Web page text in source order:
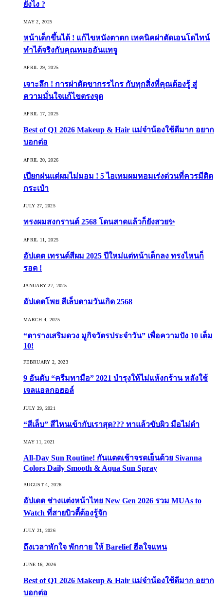
ยังไง ?
MAY 2, 2025
หน้าเด็กขึ้นได้ ! แก้ไขหนังตาตก เทคนิคผ่าตัดเอนโดไทน์
ทำได้จริงกับคุณหมออันแทจู
APRIL 29, 2025
เจาะลึก ! การผ่าตัดขากรรไกร กับทุกสิ่งที่คุณต้องรู้ สู่
ความมั่นใจแก้ไขตรงจุด
APRIL 17, 2025
Best of Q1 2026 Makeup & Hair แม่จ๋าน้องใช้ดีมาก อยาก
บอกต่อ
APRIL 20, 2026
เปียกฝนแต่ผมไม่มอม ! 5 ไอเทมผมหอมเร่งด่วนที่ควรมีติด
กระเป๋า
JULY 27, 2025
ทรงผมสงกรานต์ 2568 โดนสาดแล้วก็ยังสวย✨
APRIL 11, 2025
อัปเดต เทรนด์สีผม 2025 ปีใหม่แต่หน้าเด็กลง ทรงไหนก็
รอด !
JANUARY 27, 2025
อัปเดตโพย สีเล็บตามวันเกิด 2568
MARCH 4, 2025
“ตารางเสริมดวง มูกิจวัตรประจำวัน” เพื่อความปัง 10 เต็ม
10!
FEBRUARY 2, 2023
9 อันดับ “ครีมทามือ” 2021 บำรุงให้ไม่แห้งกร้าน หลังใช้
เจลแอลกอฮอล์
JULY 29, 2021
“สีเล็บ” สีไหนเข้ากับเราสุด??? ทาแล้วขับผิว มือไม่ดำ
MAY 11, 2021
All-Day Sun Routine! กันแดดเช้าจรดเย็นด้วย Sivanna
Colors Daily Smooth & Aqua Sun Spray
AUGUST 4, 2026
อัปเดต ช่างแต่งหน้าไทย New Gen 2026 รวม MUAs to
Watch ที่สายบิวตี้ต้องรู้จัก
JULY 21, 2026
ถึงเวลาพักใจ พักกาย ให้ Barelief ฮีลใจแทน
JUNE 16, 2026
Best of Q1 2026 Makeup & Hair แม่จ๋าน้องใช้ดีมาก อยาก
บอกต่อ